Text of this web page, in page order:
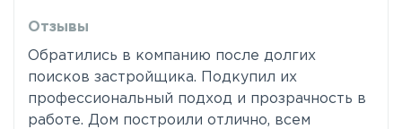
Отзывы
Обратились в компанию после долгих
поисков застройщика. Подкупил их
профессиональный подход и прозрачность в
работе. Дом построили отлично, всем